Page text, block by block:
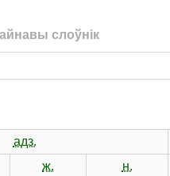
слоўнік
адз.
ж. н.